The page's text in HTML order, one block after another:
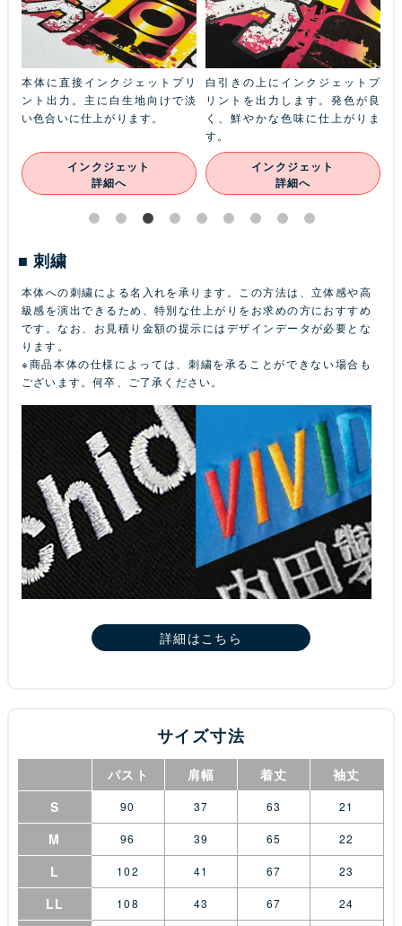
本体に直接インクジェットプリ
ント出力。主に白生地向けで淡
い色合いに仕上がります。
インクジェット
詳細へ
白引きの上にインクジェットプ
リントを出力します。発色が良
く、鮮やかな色味に仕上がりま
す。
インクジェット
詳細へ
刺繍
本体への刺繍による名入れを承ります。この方法は、立体感や高
級感を演出できるため、特別な仕上がりをお求めの方におすすめ
です。なお、お見積り金額の提示にはデザインデータが必要とな
ります。
※商品本体の仕様によっては、刺繍を承ることができない場合も
ございます。何卒、ご了承ください。
詳細はこちら
サイズ寸法
バスト 肩幅 着丈
袖丈
S
90 37 63 21
M 96 39 65 22
L 102 41 67 23
LL 108 43 67 24